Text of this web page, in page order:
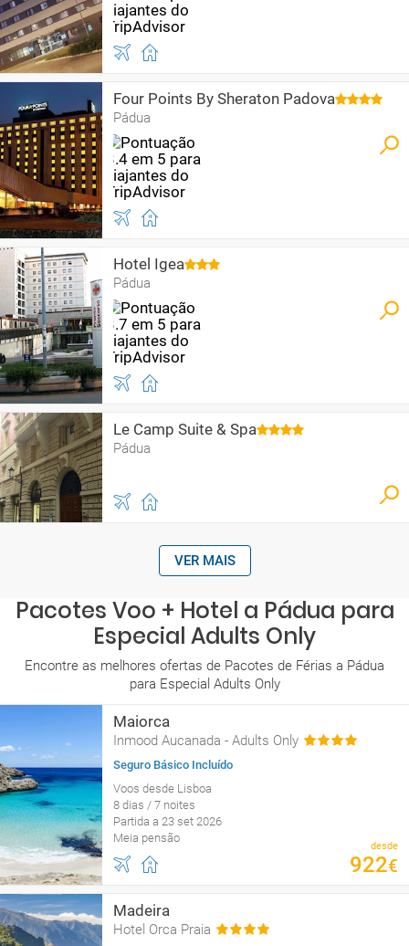
Four Points By Sheraton Padova
Pádua
Hotel Igea
Pádua
Le Camp Suite & Spa
Pádua
VER MAIS
Pacotes Voo + Hotel a Pádua para
Especial Adults Only
Encontre as melhores ofertas de Pacotes de Férias a Pádua
para Especial Adults Only
Maiorca
Inmood Aucanada - Adults Only
Seguro Básico Incluído
Voos desde Lisboa
8 dias / 7 noites
Partida a 23 set 2026
Meia pensão
desde
922€
Madeira
Hotel Orca Praia